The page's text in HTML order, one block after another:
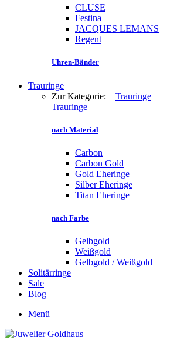
CLUSE
Festina
JACQUES LEMANS
Regent
Uhren-Bänder
Trauringe
Zur Kategorie: Trauringe
Trauringe
nach Material
Carbon
Carbon Gold
Gold Eheringe
Silber Eheringe
Titan Eheringe
nach Farbe
Gelbgold
Weißgold
Gelbgold / Weißgold
Solitärringe
Sale
Blog
Menü